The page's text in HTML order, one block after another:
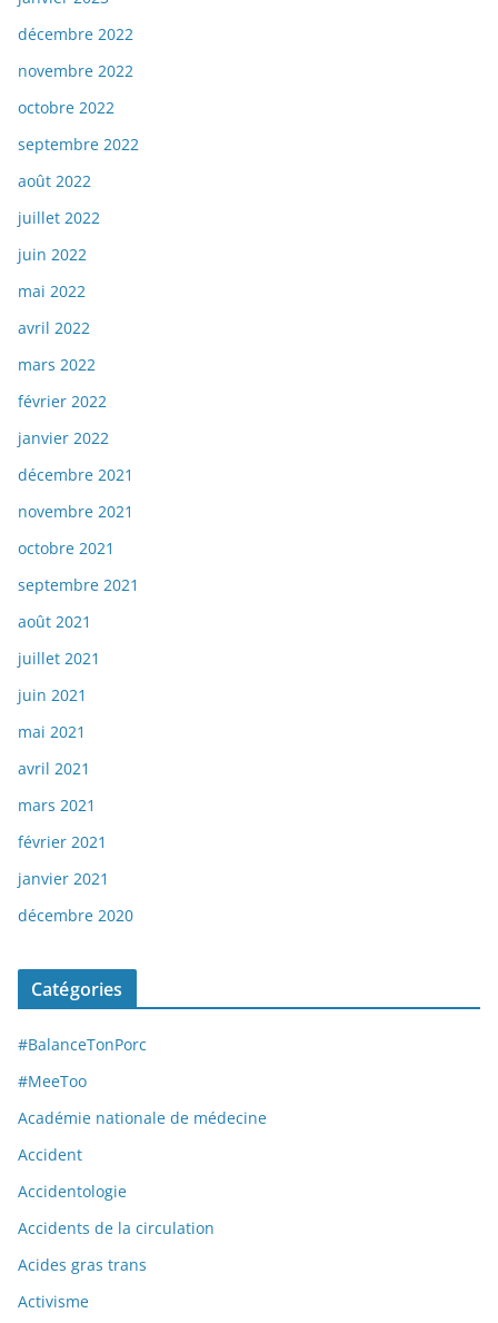
décembre 2022
novembre 2022
octobre 2022
septembre 2022
août 2022
juillet 2022
juin 2022
mai 2022
avril 2022
mars 2022
février 2022
janvier 2022
décembre 2021
novembre 2021
octobre 2021
septembre 2021
août 2021
juillet 2021
juin 2021
mai 2021
avril 2021
mars 2021
février 2021
janvier 2021
décembre 2020
Catégories
#BalanceTonPorc
#MeeToo
Académie nationale de médecine
Accident
Accidentologie
Accidents de la circulation
Acides gras trans
Activisme